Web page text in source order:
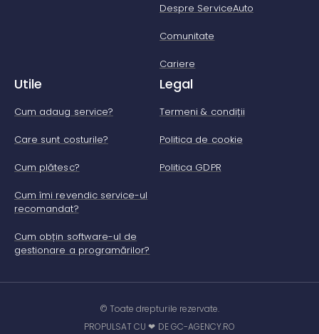
Despre ServiceAuto
Comunitate
Cariere
Utile
Cum adaug service?
Care sunt costurile?
Cum plătesc?
Cum îmi revendic service-ul
recomandat?
Cum obțin software-ul de
gestionare a programărilor?
Legal
Termeni & condiții
Politica de cookie
Politica GDPR
© Toate drepturile rezervate.
PROPULSAT CU ❤ DE GC-AGENCY.RO